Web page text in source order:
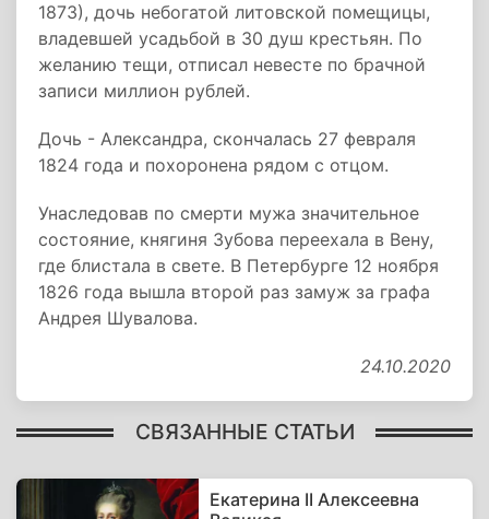
1873), дочь небогатой литовской помещицы,
владевшей усадьбой в 30 душ крестьян. По
желанию тещи, отписал невесте по брачной
записи миллион рублей.
Дочь - Александра, скончалась 27 февраля
1824 года и похоронена рядом с отцом.
Унаследовав по смерти мужа значительное
состояние, княгиня Зубова переехала в Вену,
где блистала в свете. В Петербурге 12 ноября
1826 года вышла второй раз замуж за графа
Андрея Шувалова.
24.10.2020
СВЯЗАННЫЕ СТАТЬИ
Екатерина II Алексеевна